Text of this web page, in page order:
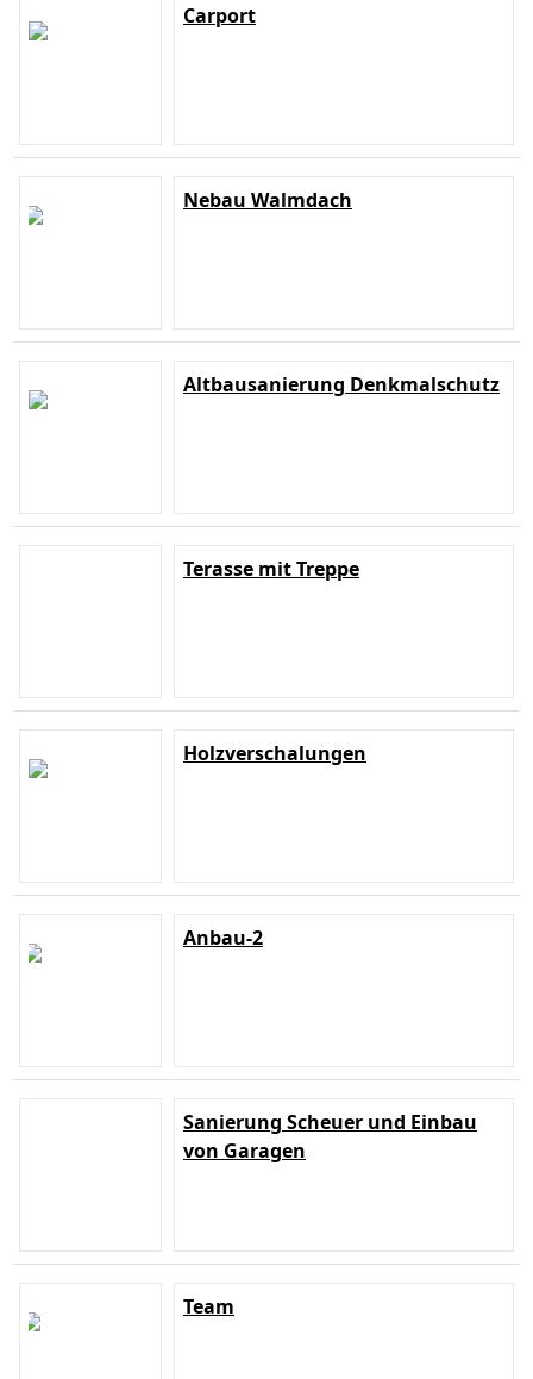
Carport
Nebau Walmdach
Altbausanierung Denkmalschutz
Terasse mit Treppe
Holzverschalungen
Anbau-2
Sanierung Scheuer und Einbau
von Garagen
Team